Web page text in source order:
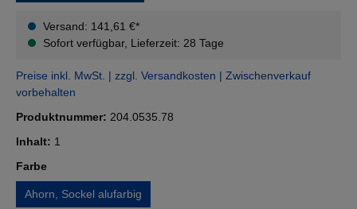
Versand: 141,61 €*
Sofort verfügbar, Lieferzeit: 28 Tage
Preise inkl. MwSt. | zzgl. Versandkosten | Zwischenverkauf
vorbehalten
Produktnummer: 204.0535.78
Inhalt: 1
Farbeauswählen
Ahorn, Sockel alufarbig